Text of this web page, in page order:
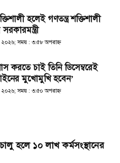
হলেই গণতন্ত্র শক্তিশালী
২০২৬; সময় : ৩:৫৮ অপরাহ্ণ
করতে চাই তিনি ডিসেম্বরেই
মুখোমুখি হবেন’
২০২৬; সময় : ৩:৫০ অপরাহ্ণ
চালু হলে ১০ লাখ কর্মসংস্থানের